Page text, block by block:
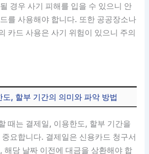
경우 사기 피해를 입을 수 있으니 안
를 사용해야 합니다. 또한 공공장소나
카드 사용은 사기 위험이 있으니 주의
, 할부 기간의 의미와 파악 방법
때는 결제일, 이용한도, 할부 기간을
요합니다. 결제일은 신용카드 청구서
해당 날짜 이전에 대금을 상환해야 합